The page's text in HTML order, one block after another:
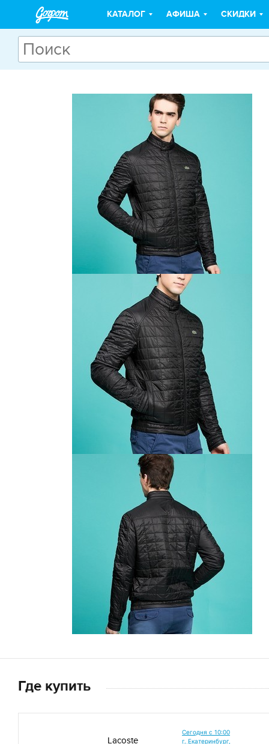
КАТАЛОГ АФИША СКИДКИ
Где купить
Lacoste
Сегодня c 10:00
г. Екатеринбург,